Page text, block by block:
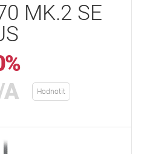
MK.2 SE
A Hodnotit